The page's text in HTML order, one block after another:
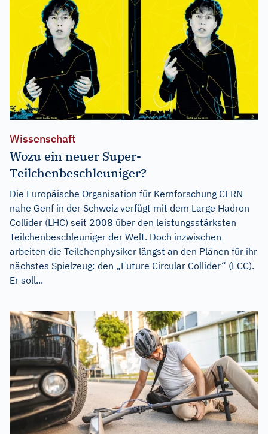
Wissenschaft
Wozu ein neuer Super-
Teilchenbeschleuniger?
Die Europäische Organisation für Kernforschung CERN
nahe Genf in der Schweiz verfügt mit dem Large Hadron
Collider (LHC) seit 2008 über den leistungsstärksten
Teilchenbeschleuniger der Welt. Doch inzwischen
arbeiten die Teilchenphysiker längst an den Plänen für ihr
nächstes Spielzeug: den „Future Circular Collider“ (FCC).
Er soll...